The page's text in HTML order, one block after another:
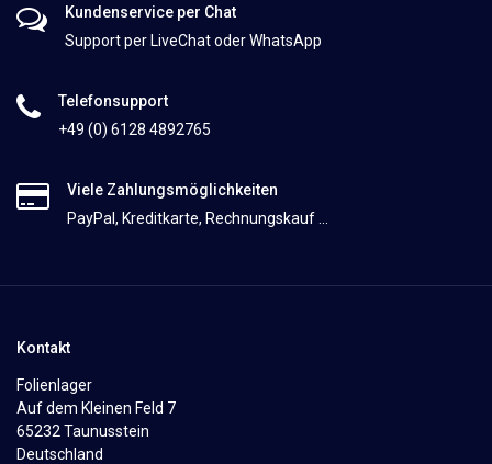
Kundenservice per Chat
Support per LiveChat oder WhatsApp
Telefonsupport
+49 (0) 6128 4892765
Viele Zahlungsmöglichkeiten
PayPal, Kreditkarte, Rechnungskauf ...
Kontakt
Folienlager
Auf dem Kleinen Feld 7
65232 Taunusstein
Deutschland